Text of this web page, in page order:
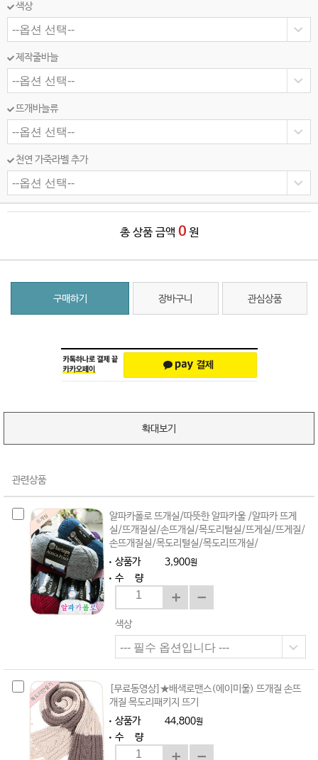
색상
제작줄바늘
뜨개바늘류
천연 가죽라벨 추가
총 상품 금액 0 원
구매하기 장바구니 관심상품
확대보기
관련상품
알파카폴로 뜨개실/따뜻한 알파카울 /알파카 뜨게
실/뜨개질실/손뜨개실/목도리털실/뜨게실/뜨게질/
손뜨개질실/목도리털실/목도리뜨개실/
상품가
3,900원
수 량
색상
[무료동영상]★배색로맨스(에이미울) 뜨개질 손뜨
개질 목도리패키지 뜨기
상품가
44,800원
수 량